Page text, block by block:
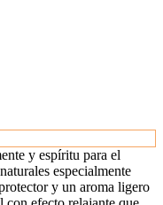
y espíritu para el
especialmente
y un aroma ligero